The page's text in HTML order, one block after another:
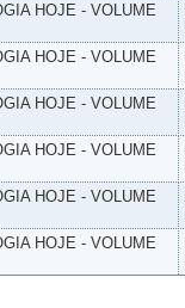
HOJE - VOLUME
HOJE - VOLUME
HOJE - VOLUME
HOJE - VOLUME
HOJE - VOLUME
HOJE - VOLUME